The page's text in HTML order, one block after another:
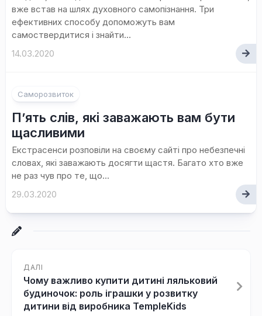
вже встав на шлях духовного самопізнання. Три
ефективних способу допоможуть вам
самоствердитися і знайти...
14.03.2020
Саморозвиток
П’ять слів, які заважають вам бути
щасливими
Екстрасенси розповіли на своєму сайті про небезпечні
словах, які заважають досягти щастя. Багато хто вже
не раз чув про те, що...
29.03.2020
ДАЛІ
Чому важливо купити дитині ляльковий
будиночок: роль іграшки у розвитку
дитини від виробника TempleKids